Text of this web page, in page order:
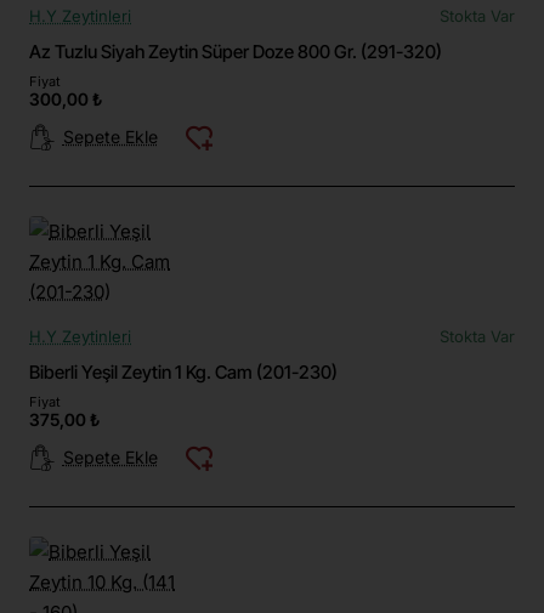
H.Y Zeytinleri Stokta Var
Az Tuzlu Siyah Zeytin Süper Doze 800 Gr. (291-320)
Fiyat
300,00 ₺
Sepete Ekle
H.Y Zeytinleri Stokta Var
Biberli Yeşil Zeytin 1 Kg. Cam (201-230)
Fiyat
375,00 ₺
Sepete Ekle